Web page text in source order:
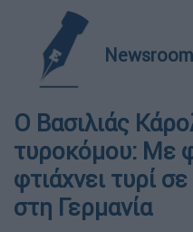
Newsroom
Ο Βασιλιάς
τυροκόμου: Mε
φτιάχνει τυρί
στη Γερμανία